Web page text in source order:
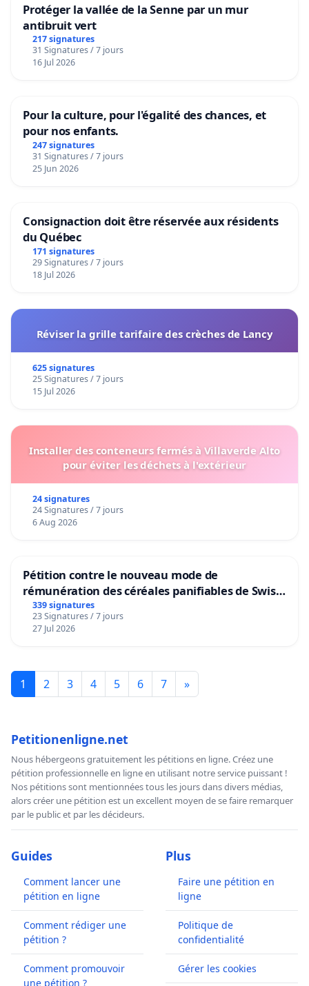
Protéger la vallée de la Senne par un mur
antibruit vert
217 signatures
31 Signatures / 7 jours
16 Jul 2026
Pour la culture, pour l'égalité des chances, et
pour nos enfants.
247 signatures
31 Signatures / 7 jours
25 Jun 2026
Consignaction doit être réservée aux résidents
du Québec
171 signatures
29 Signatures / 7 jours
18 Jul 2026
Réviser la grille tarifaire des crèches de Lancy
625 signatures
25 Signatures / 7 jours
15 Jul 2026
Installer des conteneurs fermés à Villaverde Alto
pour éviter les déchets à l'extérieur
24 signatures
24 Signatures / 7 jours
6 Aug 2026
Pétition contre le nouveau mode de
rémunération des céréales panifiables de Swiss
granum basé sur la teneur en protéines
339 signatures
23 Signatures / 7 jours
27 Jul 2026
1 2 3 4 5 6 7 »
Petitionenligne.net
Nous hébergeons gratuitement les pétitions en ligne. Créez une
pétition professionnelle en ligne en utilisant notre service puissant !
Nos pétitions sont mentionnées tous les jours dans divers médias,
alors créer une pétition est un excellent moyen de se faire remarquer
par le public et par les décideurs.
Guides
Comment lancer une
pétition en ligne
Comment rédiger une
pétition ?
Comment promouvoir
une pétition ?
Plus
Faire une pétition en
ligne
Politique de
confidentialité
Gérer les cookies